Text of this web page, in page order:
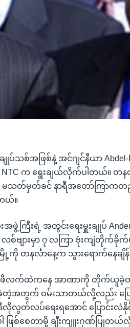
ပ်သစ်အဖြစ်နဲ့ အင်ဂျင်နီယာ Abdel-
က ရွေးချယ်လိုက်ပါတယ်။ တနင်္
သတ်မှတ်ခင် နာရီအတော်ကြာကတည်
ယ်။
ကြီးရဲ့ အတွင်းရေးမှူးချုပ်
စ်ဗျားမှာ ၇ လကြာ ဗုံးကျဲတိုက်
တနင်္လာနေ့က သွားရောက်နေချိန်
ဒါဖီလက်ထဲကနေ အာဏာကို တိုက်ယူခဲ့တဲ့
အတွက် ဝမ်းသာတယ်လို့လည်း ပြော
လွတ်လပ်ရေးရအောင် ပြောင်းလဲ
ဖြစ်စေတာမို့ ချီးကျူးဂုဏ်ပြုတ